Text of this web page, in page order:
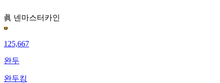
眞 넨마스터 카인
125,667
완두
완두킹